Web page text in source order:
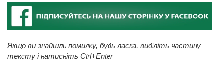
Якщо ви знайшли помилку, будь ласка, виділіть частину
тексту і натисніть Ctrl+Enter